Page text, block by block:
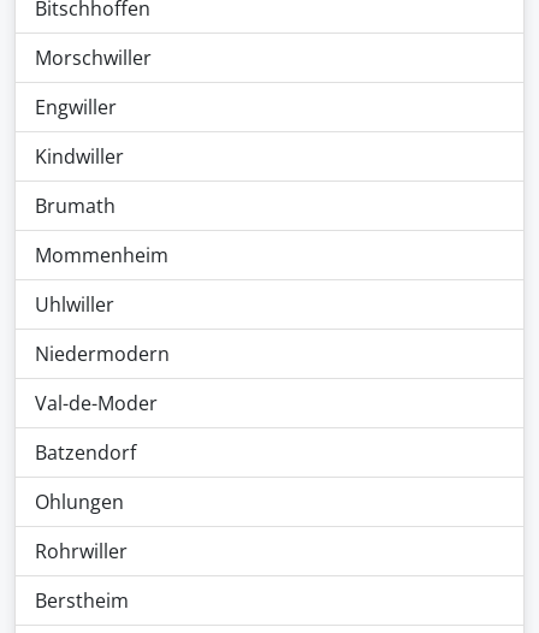
Bitschhoffen
Morschwiller
Engwiller
Kindwiller
Brumath
Mommenheim
Uhlwiller
Niedermodern
Val-de-Moder
Batzendorf
Ohlungen
Rohrwiller
Berstheim